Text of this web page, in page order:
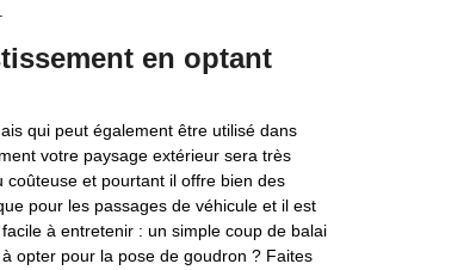
en optant
qui peut également être utilisé dans
votre paysage extérieur sera très
et pourtant il offre bien des
pour les passages de véhicule et il est
à entretenir : un simple coup de balai
opter pour la pose de goudron ? Faites